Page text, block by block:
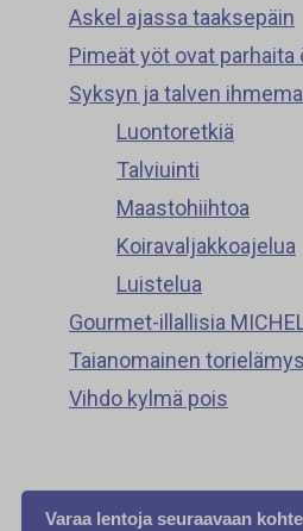
Askel ajassa taaksepäin
Pimeät yöt ovat parhaita
Syksyn ja talven
Luontoretkiä
Talviuinti
Maastohiihtoa
Koiravaljakkoajelua
Luistelua
Gourmet-illallisia
Taianomainen torielämys
Vihdo kylmä pois
Varaa lentoja seuraavaan